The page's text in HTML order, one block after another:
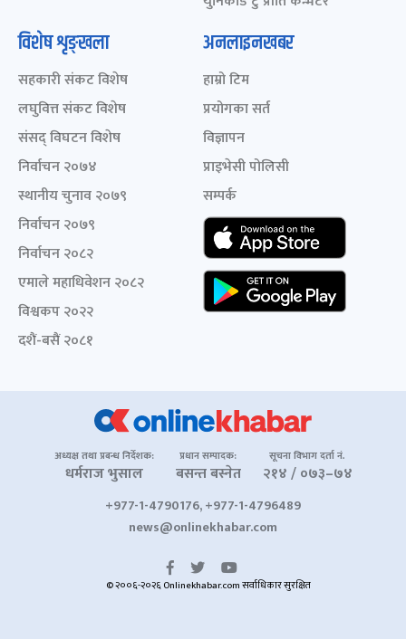
विशेष शृङ्खला
सहकारी संकट विशेष
लघुवित्त संकट विशेष
संसद् विघटन विशेष
निर्वाचन २०७४
स्थानीय चुनाव २०७९
निर्वाचन २०७९
निर्वाचन २०८२
एमाले महाधिवेशन २०८२
विश्वकप २०२२
दशैं-बसैं २०८१
अनलाइनखबर
हाम्रो टिम
प्रयोगका सर्त
विज्ञापन
प्राइभेसी पोलिसी
सम्पर्क
अध्यक्ष तथा प्रबन्ध निर्देशक:
धर्मराज भुसाल
प्रधान सम्पादक:
बसन्त बस्नेत
सूचना विभाग दर्ता नं.
२१४ / ०७३–७४
+977-1-4790176, +977-1-4796489
news@onlinekhabar.com
© २००६-२०२६ Onlinekhabar.com सर्वाधिकार सुरक्षित